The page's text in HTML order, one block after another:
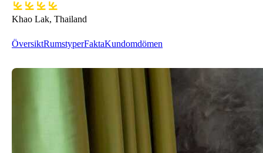
Khao Lak, Thailand
ÖversiktRumstyperFaktaKundomdömen